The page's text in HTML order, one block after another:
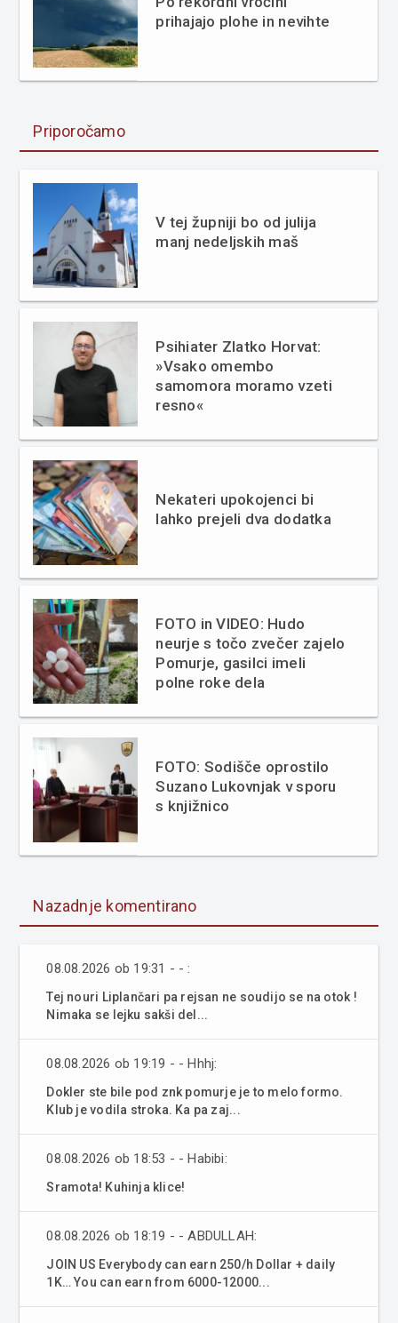
prihajajo plohe in nevihte
Priporočamo
V tej župniji bo od julija
manj nedeljskih maš
Psihiater Zlatko Horvat:
»Vsako omembo
samomora moramo vzeti
resno«
Nekateri upokojenci bi
lahko prejeli dva dodatka
FOTO in VIDEO: Hudo
neurje s točo zvečer zajelo
Pomurje, gasilci imeli
polne roke dela
FOTO: Sodišče oprostilo
Suzano Lukovnjak v sporu
s knjižnico
Nazadnje komentirano
08.08.2026 ob 19:31 - - :
Tej nouri Liplančari pa rejsan ne soudijo se na otok !
Nimaka se lejku sakši del...
08.08.2026 ob 19:19 - - Hhhj:
Dokler ste bile pod znk pomurje je to melo formo.
Klub je vodila stroka. Ka pa zaj...
08.08.2026 ob 18:53 - - Habibi:
Sramota! Kuhinja klice!
08.08.2026 ob 18:19 - - ABDULLAH:
JOIN US Everybody can earn 250/h Dollar + daily
1K… You can earn from 6000-12000...